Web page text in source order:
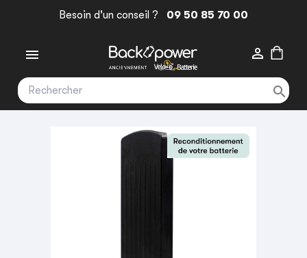
Besoin d'un conseil ? 09 50 85 70 00
 
